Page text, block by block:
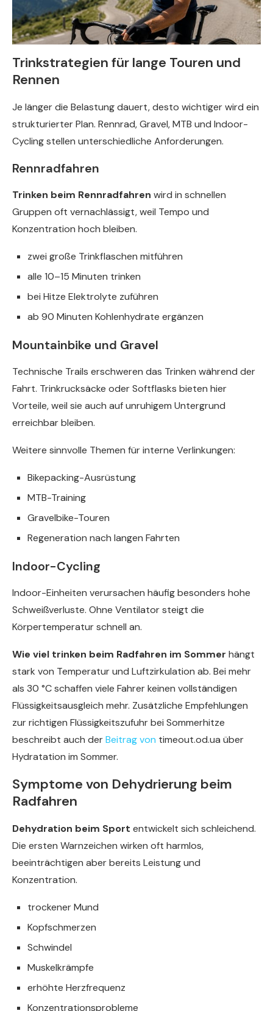
Trinkstrategien für lange Touren und
Rennen
Je länger die Belastung dauert, desto wichtiger wird ein
strukturierter Plan. Rennrad, Gravel, MTB und Indoor-
Cycling stellen unterschiedliche Anforderungen.
Rennradfahren
Trinken beim Rennradfahren wird in schnellen
Gruppen oft vernachlässigt, weil Tempo und
Konzentration hoch bleiben.
zwei große Trinkflaschen mitführen
alle 10–15 Minuten trinken
bei Hitze Elektrolyte zuführen
ab 90 Minuten Kohlenhydrate ergänzen
Mountainbike und Gravel
Technische Trails erschweren das Trinken während der
Fahrt. Trinkrucksäcke oder Softflasks bieten hier
Vorteile, weil sie auch auf unruhigem Untergrund
erreichbar bleiben.
Weitere sinnvolle Themen für interne Verlinkungen:
Bikepacking-Ausrüstung
MTB-Training
Gravelbike-Touren
Regeneration nach langen Fahrten
Indoor-Cycling
Indoor-Einheiten verursachen häufig besonders hohe
Schweißverluste. Ohne Ventilator steigt die
Körpertemperatur schnell an.
Wie viel trinken beim Radfahren im Sommer hängt
stark von Temperatur und Luftzirkulation ab. Bei mehr
als 30 °C schaffen viele Fahrer keinen vollständigen
Flüssigkeitsausgleich mehr. Zusätzliche Empfehlungen
zur richtigen Flüssigkeitszufuhr bei Sommerhitze
beschreibt auch derBeitrag von timeout.od.ua über
Hydratation im Sommer.
Symptome von Dehydrierung beim
Radfahren
Dehydration beim Sport entwickelt sich schleichend.
Die ersten Warnzeichen wirken oft harmlos,
beeinträchtigen aber bereits Leistung und
Konzentration.
trockener Mund
Kopfschmerzen
Schwindel
Muskelkrämpfe
erhöhte Herzfrequenz
Konzentrationsprobleme